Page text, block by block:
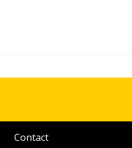
Contact